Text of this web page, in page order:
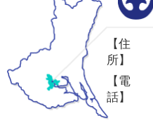
【住
所】
【電
話】